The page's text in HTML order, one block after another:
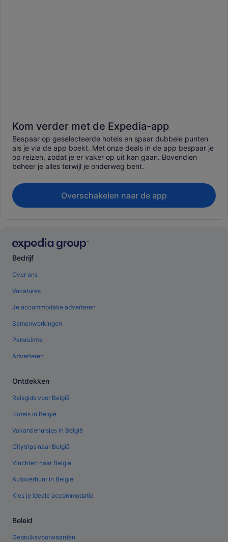
Kom verder met de Expedia-app
Bespaar op geselecteerde hotels en spaar dubbele punten
als je via de app boekt. Met onze deals in de app bespaar je
op reizen, zodat je er vaker op uit kan gaan. Bovendien
beheer je alles terwijl je onderweg bent.
Overschakelen naar de app
Bedrijf
Over ons
Vacatures
Je accommodatie adverteren
Samenwerkingen
Persruimte
Adverteren
Ontdekken
Reisgids voor België
Hotels in België
Vakantiehuisjes in België
Citytrips naar België
Vluchten naar België
Autoverhuur in België
Kies je ideale accommodatie
Beleid
Gebruiksvoorwaarden